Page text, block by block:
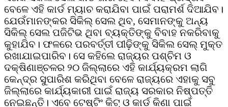
ବେଳେ ଏହି କାର୍ଡ ମ୍ୟାଚ କରାଯିବା ପାଇଁ ପରାମର୍ଶ ଦିଆଯିବ।
ଯେଉଁମାନଙ୍କର ସିକିଲ୍‌ ସେଲ ଥିବ, ସେମାନଙ୍କୁ ଅନ୍ୟ
ସିକିଲ୍‌ ସେଲ ପଜିଟିଭ ଥିବା ବ୍ୟକ୍ତିଙ୍କୁ ବିବାହ ନକରିବାକୁ
କୁହାଯିବ। ଫଳରେ ପରବର୍ତ୍ତୀ ପୀଢ଼ିଙ୍କୁ ସିକିଲ ସେଲ୍‌ ମୁକ୍ତ
ରଖାଯାଇପାରିବ। ସେ କହିଲେ ରାଜ୍ୟର ପଶ୍ଚିମ ଓ
ଦକ୍ଷିଣାଞ୍ଚଳର ୨୦ ଜିଲ୍ଲାରେ ଏହି କାର୍ଯ୍ୟକ୍ରମ ଲାଗି
କେନ୍ଦ୍ର ସୁପାରିଶ କରିଥିବା ବେଳେ ରାଜ୍ୟରେ ଏହାକୁ ସବୁ
ଜିଲ୍ଲାରେ କାର୍ଯ୍ୟକାରୀ ପାଇଁ ରାଜ୍ୟ ସରକାର ନିଷ୍ପତ୍ତି
ନେଇଛନ୍ତି। ଏବେ ଟେଷ୍ଟିଂ କିଟ୍‌ ଓ କାର୍ଡ କିଣା ପାଇଁ